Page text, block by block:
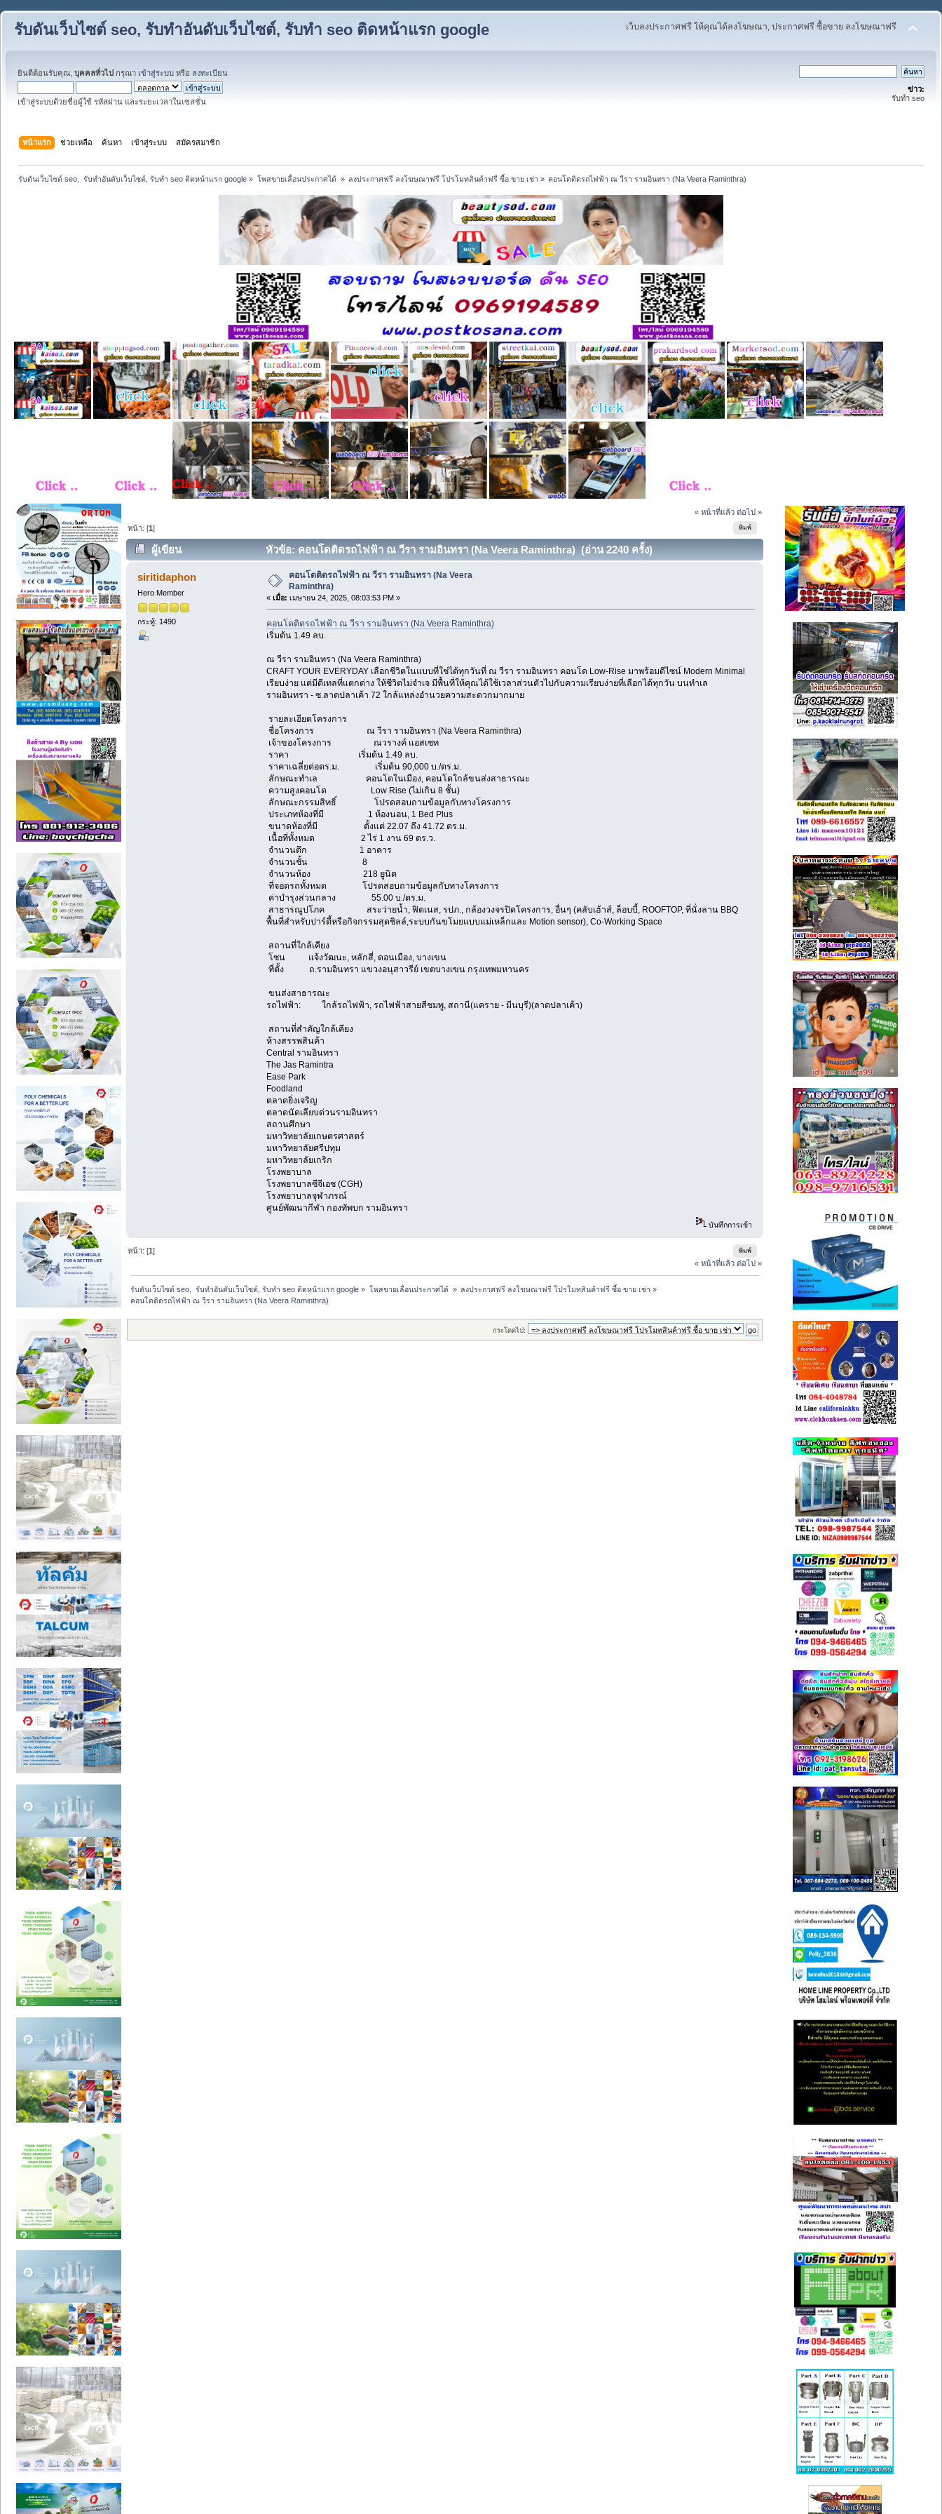
รับดันเว็บไซต์ seo, รับทำอันดับเว็บไซต์, รับทำ seo ติดหน้าแรก google เว็บลงประกาศฟรี ให้คุณได้ลงโฆษณา, ประกาศฟรี ซื้อขาย ลงโฆษณาฟรี
ยินดีต้อนรับคุณ, บุคคลทั่วไป กรุณา เข้าสู่ระบบ หรือ ลงทะเบียน
เข้าสู่ระบบด้วยชื่อผู้ใช้ รหัสผ่าน และระยะเวลาในเซสชั่น
ข่าว:
รับทำ seo
หน้าแรก ช่วยเหลือ ค้นหา เข้าสู่ระบบ สมัครสมาชิก
รับดันเว็บไซต์ seo,  รับทำอันดับเว็บไซต์, รับทำ seo ติดหน้าแรก google » โพสขายเลื่อนประกาศได้ » ลงประกาศฟรี ลงโฆษณาฟรี โปรโมทสินค้าฟรี ซื้อ ขาย เช่า » คอนโดติดรถไฟฟ้า ณ วีรา รามอินทรา (Na Veera Raminthra)
« หน้าที่แล้ว ต่อไป »
พิมพ์
หน้า: [1]
ผู้เขียน หัวข้อ: คอนโดติดรถไฟฟ้า ณ วีรา รามอินทรา (Na Veera Raminthra) (อ่าน 2240 ครั้ง)
siritidaphon
Hero Member
กระทู้: 1490
คอนโดติดรถไฟฟ้า ณ วีรา รามอินทรา (Na Veera
Raminthra)
« เมื่อ: เมษายน 24, 2025, 08:03:53 PM »
คอนโดติดรถไฟฟ้า ณ วีรา รามอินทรา (Na Veera Raminthra)
เริ่มต้น 1.49 ลบ.
ณ วีรา รามอินทรา (Na Veera Raminthra)
CRAFT YOUR EVERYDAY เลือกชีวิตในแบบที่ใช่ได้ทุกวันที่ ณ วีรา รามอินทรา คอนโด Low-Rise มาพร้อมดีไซน์ Modern Minimal
เรียบง่าย แต่มีดีเทลที่แตกต่าง ให้ชีวิตไม่จำเจ มีพื้นที่ให้คุณได้ใช้เวลาส่วนตัวไปกับความเรียบง่ายที่เลือกได้ทุกวัน บนทำเล
รามอินทรา - ซ.ลาดปลาเค้า 72 ใกล้แหล่งอำนวยความสะดวกมากมาย
รายละเอียดโครงการ
ชื่อโครงการ ณ วีรา รามอินทรา (Na Veera Raminthra)
เจ้าของโครงการ ณวรางค์ แอสเซท
ราคา เริ่มต้น 1.49 ลบ.
ราคาเฉลี่ยต่อตร.ม. เริ่มต้น 90,000 บ./ตร.ม.
ลักษณะทำเล คอนโดในเมือง, คอนโดใกล้ขนส่งสาธารณะ
ความสูงคอนโด Low Rise (ไม่เกิน 8 ชั้น)
ลักษณะกรรมสิทธิ์ โปรดสอบถามข้อมูลกับทางโครงการ
ประเภทห้องที่มี 1 ห้องนอน, 1 Bed Plus
ขนาดห้องที่มี ตั้งแต่ 22.07 ถึง 41.72 ตร.ม.
เนื้อที่ทั้งหมด 2 ไร่ 1 งาน 69 ตร.ว.
จำนวนตึก 1 อาคาร
จำนวนชั้น 8
จำนวนห้อง 218 ยูนิต
ที่จอดรถทั้งหมด โปรดสอบถามข้อมูลกับทางโครงการ
ค่าบำรุงส่วนกลาง 55.00 บ./ตร.ม.
สาธารณูปโภค สระว่ายน้ำ, ฟิตเนส, รปภ., กล้องวงจรปิดโครงการ, อื่นๆ (คลับเฮ้าส์, ล็อบบี้, ROOFTOP, ที่นั่งลาน BBQ
พื้นที่สำหรับปาร์ตี้หรือกิจกรรมสุดชิลล์,ระบบกันขโมยแบบแม่เหล็กและ Motion sensor), Co-Working Space
สถานที่ใกล้เคียง
โซน แจ้งวัฒนะ, หลักสี่, ดอนเมือง, บางเขน
ที่ตั้ง ถ.รามอินทรา แขวงอนุสาวรีย์ เขตบางเขน กรุงเทพมหานคร
ขนส่งสาธารณะ
รถไฟฟ้า: ใกล้รถไฟฟ้า, รถไฟฟ้าสายสีชมพู, สถานี(แคราย - มีนบุรี)(ลาดปลาเค้า)
สถานที่สำคัญใกล้เคียง
ห้างสรรพสินค้า
Central รามอินทรา
The Jas Ramintra
Ease Park
Foodland
ตลาดยิ่งเจริญ
ตลาดนัดเลียบด่วนรามอินทรา
สถานศึกษา
มหาวิทยาลัยเกษตรศาสตร์
มหาวิทยาลัยศรีปทุม
มหาวิทยาลัยเกริก
โรงพยาบาล
โรงพยาบาลซีจีเอช (CGH)
โรงพยาบาลจุฬาภรณ์
ศูนย์พัฒนากีฬา กองทัพบก รามอินทรา
บันทึกการเข้า
พิมพ์
หน้า: [1]
« หน้าที่แล้ว ต่อไป »
รับดันเว็บไซต์ seo,  รับทำอันดับเว็บไซต์, รับทำ seo ติดหน้าแรก google » โพสขายเลื่อนประกาศได้ » ลงประกาศฟรี ลงโฆษณาฟรี โปรโมทสินค้าฟรี ซื้อ ขาย เช่า »
คอนโดติดรถไฟฟ้า ณ วีรา รามอินทรา (Na Veera Raminthra)
กระโดดไป: